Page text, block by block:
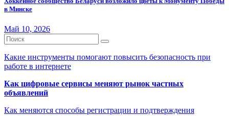
в Минске
Май 10, 2026
Какие инструменты помогают повысить безопасность при
работе в интернете
Как цифровые сервисы меняют рынок частных
объявлений
Как меняются способы регистрации и подтверждения